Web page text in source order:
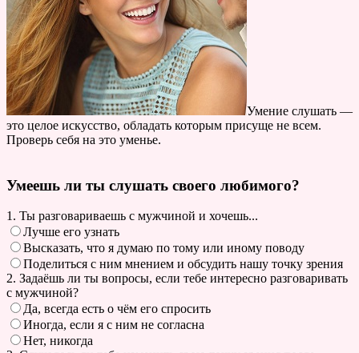
Умение слушать —
это целое искусство, обладать которым присуще не всем.
Проверь себя на это уменье.
Умеешь ли ты слушать своего любимого?
1. Ты разговариваешь с мужчиной и хочешь...
Лучше его узнать
Высказать, что я думаю по тому или иному поводу
Поделиться с ним мнением и обсудить нашу точку зрения
2. Задаёшь ли ты вопросы, если тебе интересно разговаривать
с мужчиной?
Да, всегда есть о чём его спросить
Иногда, если я с ним не согласна
Нет, никогда